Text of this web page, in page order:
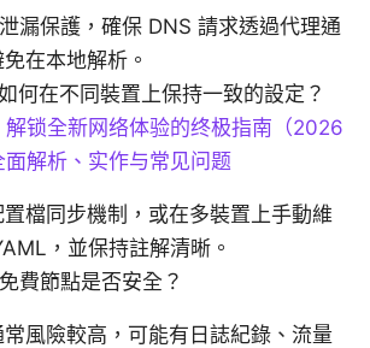
漏保護，確保 DNS 請求透過代理通
在本地解析。
何在不同裝置上保持一致的設定？
解锁全新网络体验的终极指南（2026
解析、实作与常见问题
檔同步機制，或在多裝置上手動維
，並保持註解清晰。
費節點是否安全？
風險較高，可能有日誌紀錄、流量